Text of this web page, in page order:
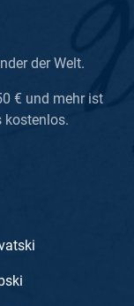
der Welt.
€ und mehr ist
kostenlos.